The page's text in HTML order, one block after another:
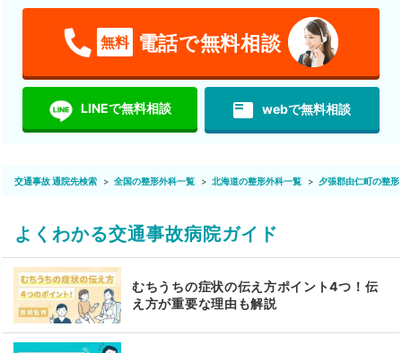
無料 電話で無料相談
LINEで無料相談 featured_play_list webで無料相談
交通事故 通院先検索 全国の整形外科一覧 北海道の整形外科一覧 夕張郡由仁町の整形
よくわかる交通事故病院ガイド
むちうちの症状の伝え方ポイント4つ！伝
え方が重要な理由も解説